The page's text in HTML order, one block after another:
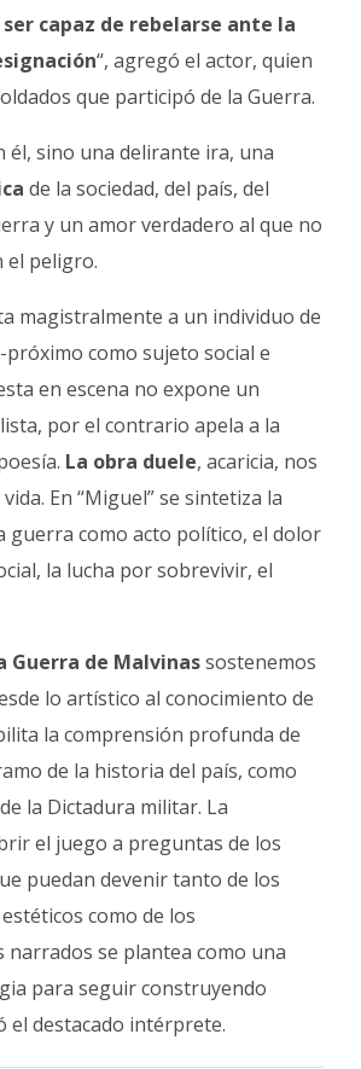
capaz de rebelarse ante la
“, agregó el actor, quien
que participó de la Guerra.
él, sino una delirante ira, una
de la sociedad, del país, del
y un amor verdadero al que no
el peligro.
magistralmente a un individuo de
como sujeto social e
en escena no expone un
por el contrario apela a la
La obra duele, acaricia, nos
En “Miguel” se sintetiza la
guerra como acto político, el dolor
la lucha por sobrevivir, el
Guerra de Malvinassostenemos
lo artístico al conocimiento de
la comprensión profunda de
de la historia del país, como
la Dictadura militar. La
el juego a preguntas de los
puedan devenir tanto de los
como de los
narrados se plantea como una
para seguir construyendo
el destacado intérprete.